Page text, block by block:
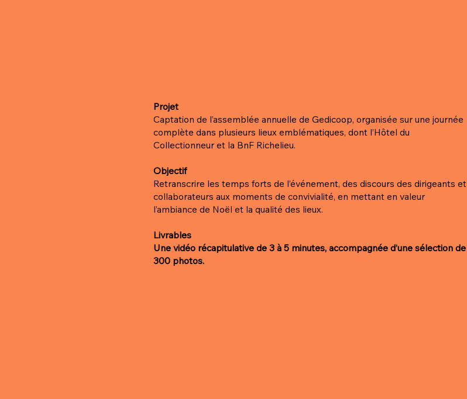
Projet
Captation de l’assemblée annuelle de Gedicoop, organisée sur une journée
complète dans plusieurs lieux emblématiques, dont l’Hôtel du
Collectionneur et la BnF Richelieu.
Objectif
Retranscrire les temps forts de l’événement, des discours des dirigeants et
collaborateurs aux moments de convivialité, en mettant en valeur
l’ambiance de Noël et la qualité des lieux.
Livrables
Une vidéo récapitulative de 3 à 5 minutes, accompagnée d’une sélection de
300 photos.